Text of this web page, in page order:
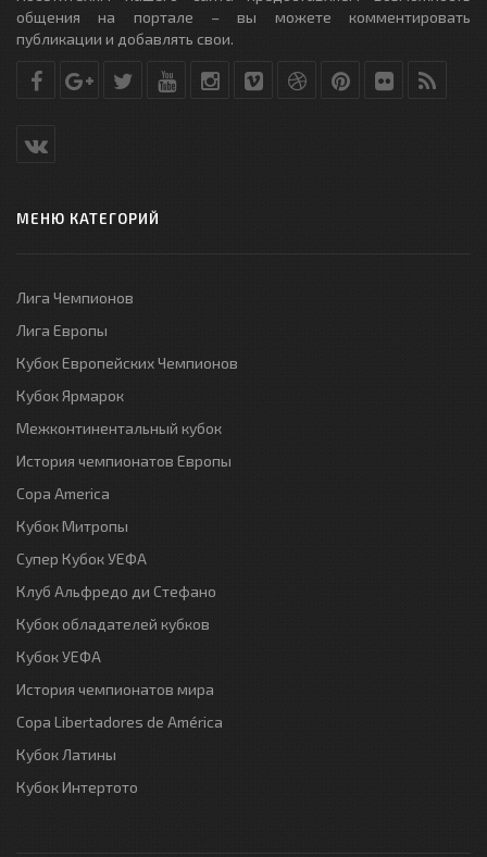
общения на портале – вы можете комментировать
публикации и добавлять свои.
МЕНЮ КАТЕГОРИЙ
Лига Чемпионов
Лига Европы
Кубок Европейских Чемпионов
Кубок Ярмарок
Межконтинентальный кубок
История чемпионатов Европы
Copa America
Кубок Митропы
Супер Кубок УЕФА
Клуб Альфредо ди Стефано
Кубок обладателей кубков
Кубок УЕФА
История чемпионатов мира
Copa Libertadores de América
Кубок Латины
Кубок Интертото